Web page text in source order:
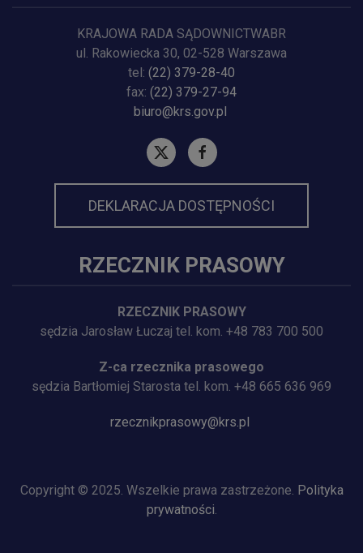
KRAJOWA RADA SĄDOWNICTWABR
ul. Rakowiecka 30, 02-528 Warszawa
tel: (22) 379-28-40
fax: (22) 379-27-94
biuro@krs.gov.pl
DEKLARACJA DOSTĘPNOŚCI
RZECZNIK PRASOWY
RZECZNIK PRASOWY
sędzia Jarosław Łuczaj tel. kom. +48 783 700 500
Z-ca rzecznika prasowego
sędzia Bartłomiej Starosta tel. kom. +48 665 636 969
rzecznikprasowy@krs.pl
Copyright © 2025. Wszelkie prawa zastrzeżone. Polityka
prywatności.